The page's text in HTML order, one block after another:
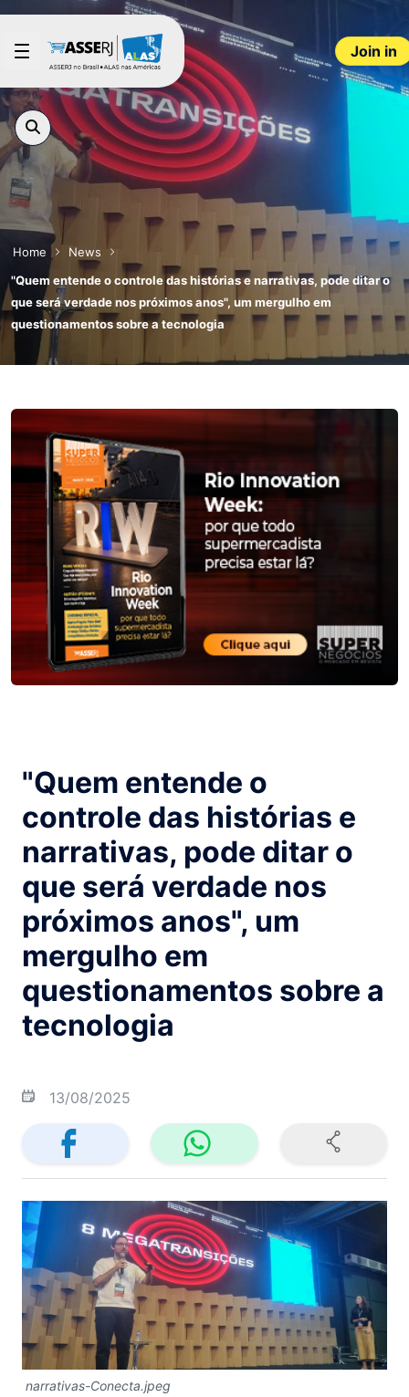
Skip to Main Content
Join in
Home
News
"Quem entende o controle das histórias e narrativas, pode ditar o
que será verdade nos próximos anos", um mergulho em
questionamentos sobre a tecnologia
"Quem entende o
controle das histórias e
narrativas, pode ditar o
que será verdade nos
próximos anos", um
mergulho em
questionamentos sobre a
tecnologia
13/08/2025
narrativas-Conecta.jpeg